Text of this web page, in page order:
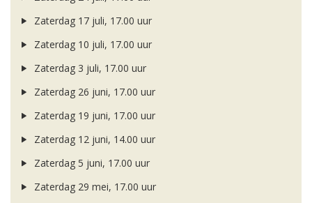
Zaterdag 17 juli, 17.00 uur
Zaterdag 10 juli, 17.00 uur
Zaterdag 3 juli, 17.00 uur
Zaterdag 26 juni, 17.00 uur
Zaterdag 19 juni, 17.00 uur
Zaterdag 12 juni, 14.00 uur
Zaterdag 5 juni, 17.00 uur
Zaterdag 29 mei, 17.00 uur